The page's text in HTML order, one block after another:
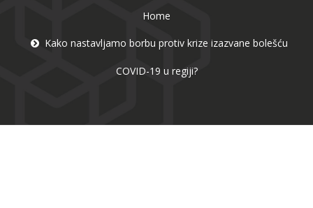
Home
Kako nastavljamo borbu protiv krize izazvane bolešću
COVID-19 u regiji?